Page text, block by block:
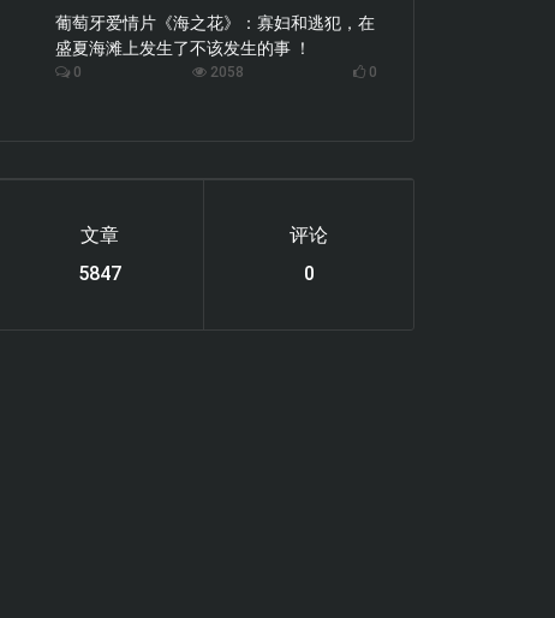
葡萄牙爱情片《海之花》：寡妇和逃犯，在
盛夏海滩上发生了不该发生的事 ！
0 2058 0
文章
6112
评论
0